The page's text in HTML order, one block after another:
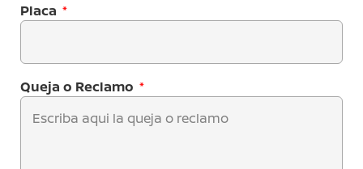
Placa
Queja o Reclamo